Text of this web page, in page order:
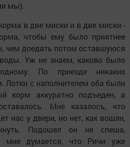
мы).
в две миски и в две миски -
чтобы ему было приятнее
чем доедать потом оставшуюся
Уж не знаем, каково было
По приезде никаких
Лотки с наполнителем оба были
корм аккуратно подъеден, а
Мне казалось, что
нас у двери, но нет, как вошли,
Подошел он не спеша,
мне думается, что Ричи уже